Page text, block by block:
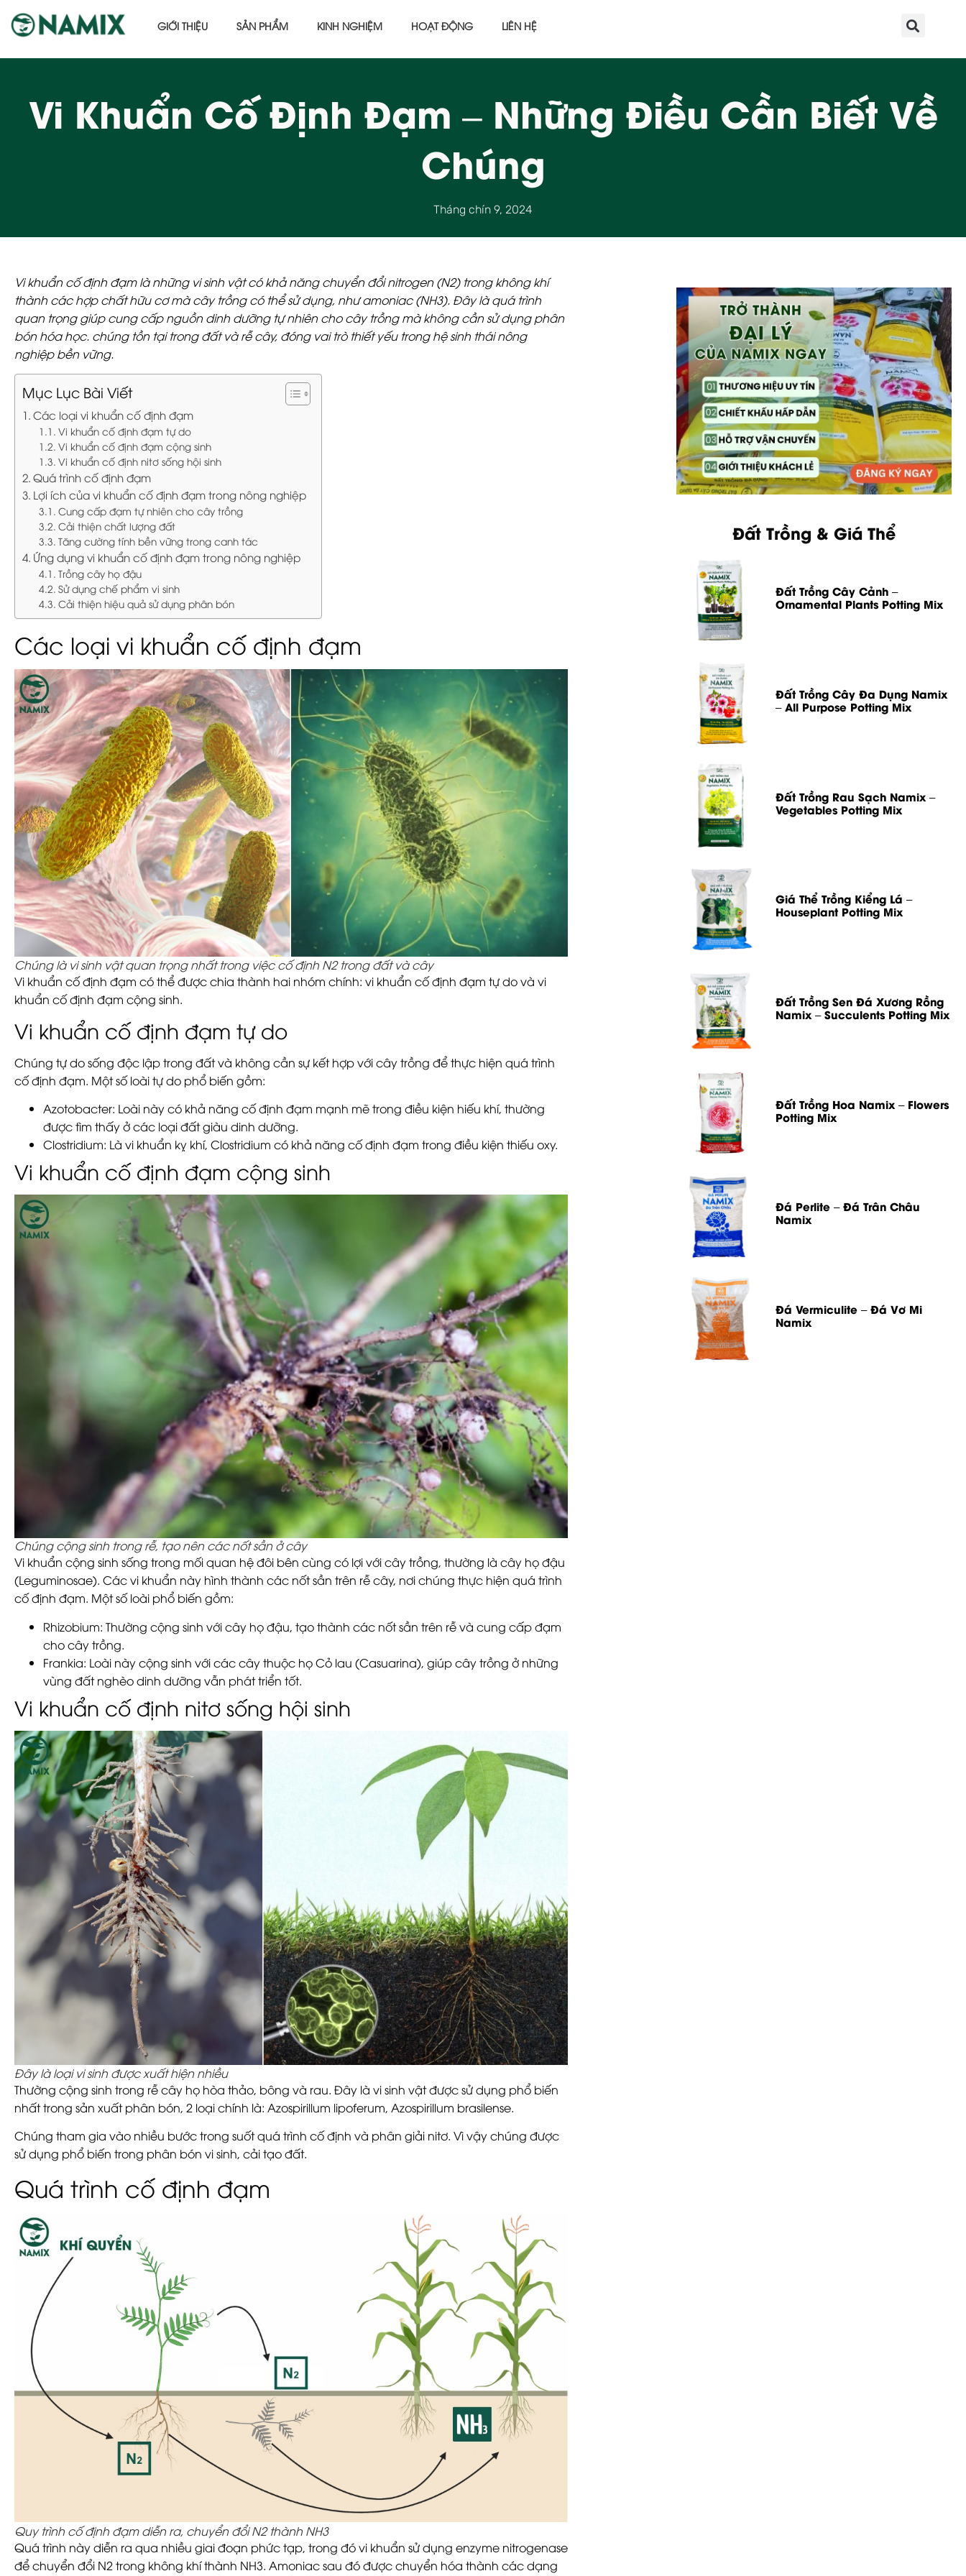
GIỚI THIỆU SẢN PHẨM KINH NGHIỆM HOẠT ĐỘNG LIÊN HỆ
Vi Khuẩn Cố Định Đạm – Những Điều Cần Biết Về
Chúng
Tháng chín 9, 2024
Vi khuẩn cố định đạm là những vi sinh vật có khả năng chuyển đổi nitrogen (N2) trong không khí
thành các hợp chất hữu cơ mà cây trồng có thể sử dụng, như amoniac (NH3). Đây là quá trình
quan trọng giúp cung cấp nguồn dinh dưỡng tự nhiên cho cây trồng mà không cần sử dụng phân
bón hóa học. chúng tồn tại trong đất và rễ cây, đóng vai trò thiết yếu trong hệ sinh thái nông
nghiệp bền vững.
Mục Lục Bài Viết
Các loại vi khuẩn cố định đạm
Vi khuẩn cố định đạm tự do
Vi khuẩn cố định đạm cộng sinh
Vi khuẩn cố định nitơ sống hội sinh
Quá trình cố định đạm
Lợi ích của vi khuẩn cố định đạm trong nông nghiệp
Cung cấp đạm tự nhiên cho cây trồng
Cải thiện chất lượng đất
Tăng cường tính bền vững trong canh tác
Ứng dụng vi khuẩn cố định đạm trong nông nghiệp
Trồng cây họ đậu
Sử dụng chế phẩm vi sinh
Cải thiện hiệu quả sử dụng phân bón
Các loại vi khuẩn cố định đạm
Chúng là vi sinh vật quan trọng nhất trong việc cố định N2 trong đất và cây
Vi khuẩn cố định đạm có thể được chia thành hai nhóm chính: vi khuẩn cố định đạm tự do và vi
khuẩn cố định đạm cộng sinh.
Vi khuẩn cố định đạm tự do
Chúng tự do sống độc lập trong đất và không cần sự kết hợp với cây trồng để thực hiện quá trình
cố định đạm. Một số loài tự do phổ biến gồm:
Azotobacter: Loài này có khả năng cố định đạm mạnh mẽ trong điều kiện hiếu khí, thường
được tìm thấy ở các loại đất giàu dinh dưỡng.
Clostridium: Là vi khuẩn kỵ khí, Clostridium có khả năng cố định đạm trong điều kiện thiếu oxy.
Vi khuẩn cố định đạm cộng sinh
Chúng cộng sinh trong rễ, tạo nên các nốt sần ở cây
Vi khuẩn cộng sinh sống trong mối quan hệ đôi bên cùng có lợi với cây trồng, thường là cây họ đậu
(Leguminosae). Các vi khuẩn này hình thành các nốt sần trên rễ cây, nơi chúng thực hiện quá trình
cố định đạm. Một số loài phổ biến gồm:
Rhizobium: Thường cộng sinh với cây họ đậu, tạo thành các nốt sần trên rễ và cung cấp đạm
cho cây trồng.
Frankia: Loài này cộng sinh với các cây thuộc họ Cỏ lau (Casuarina), giúp cây trồng ở những
vùng đất nghèo dinh dưỡng vẫn phát triển tốt.
Vi khuẩn cố định nitơ sống hội sinh
Đây là loại vi sinh được xuất hiện nhiều
Thường cộng sinh trong rễ cây họ hòa thảo, bông và rau. Đây là vi sinh vật được sử dụng phổ biến
nhất trong sản xuất phân bón, 2 loại chính là: Azospirillum lipoferum, Azospirillum brasilense.
Chúng tham gia vào nhiều bước trong suốt quá trình cố định và phân giải nitơ. Vì vậy chúng được
sử dụng phổ biến trong phân bón vi sinh, cải tạo đất.
Quá trình cố định đạm
Quy trình cố định đạm diễn ra, chuyển đổi N2 thành NH3
Quá trình này diễn ra qua nhiều giai đoạn phức tạp, trong đó vi khuẩn sử dụng enzyme nitrogenase
để chuyển đổi N2 trong không khí thành NH3. Amoniac sau đó được chuyển hóa thành các dạng
Đất Trồng & Giá Thể
Đất Trồng Cây Cảnh –
Ornamental Plants Potting Mix
Đất Trồng Cây Đa Dụng Namix
– All Purpose Potting Mix
Đất Trồng Rau Sạch Namix –
Vegetables Potting Mix
Giá Thể Trồng Kiểng Lá –
Houseplant Potting Mix
Đất Trồng Sen Đá Xương Rồng
Namix – Succulents Potting Mix
Đất Trồng Hoa Namix – Flowers
Potting Mix
Đá Perlite – Đá Trân Châu
Namix
Đá Vermiculite – Đá Vơ Mi
Namix